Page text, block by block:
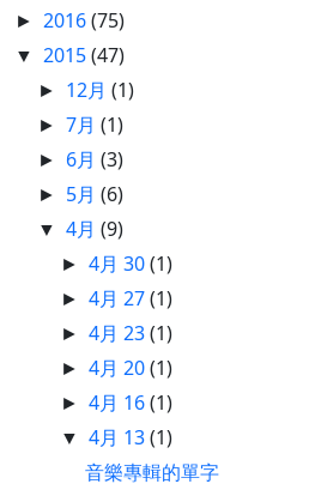
► 2016(75)
▼ 2015(47)
► 12月(1)
►7月(1)
► 6月(3)
► 5月(6)
▼4月(9)
►4月 30(1)
►4月 27(1)
►4月 23(1)
►4月 20(1)
►4月 16(1)
▼4月 13(1)
音樂專輯的單字